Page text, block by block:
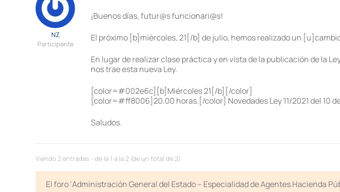
NZ
Participante
¡Buenos días, futur@s funcionari@s!
El próximo [b]miércoles, 21[/b] de julio, hemos realizado un
En lugar de realizar clase práctica y en vista de la publicación de la
nos trae esta nueva Ley.
[color=#002e6c][b]Miércoles 21[/b][/color]
[color=#ff8006]20.00 horas.[/color] Novedades Ley 11/2021 del 10
Saludos.
Viendo 2 entradas - de la 1 a la 2 (de un total de 2)
El foro ‘Administración General del Estado – Especialidad de Agentes Hacienda